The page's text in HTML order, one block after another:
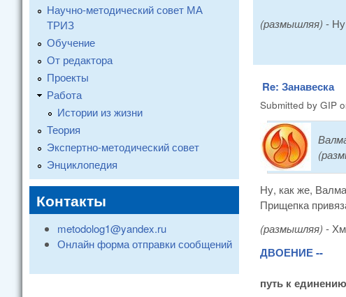
(размышляя) - Ну
Re: Занавеска
Submitted by GIP
Ну, как же,
Прищепка
(размышляя) -
ДВОЕНИЕ --
путь к единению
Научно-методический совет МА
ТРИЗ
Обучение
От редактора
Проекты
Работа
Истории из жизни
Теория
Экспертно-методический совет
Энциклопедия
Контакты
metodolog1@yandex.ru
Онлайн форма отправки сообщений